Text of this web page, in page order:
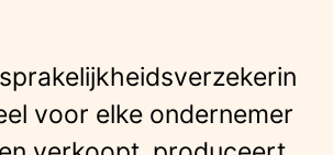
voor elke ondernemer